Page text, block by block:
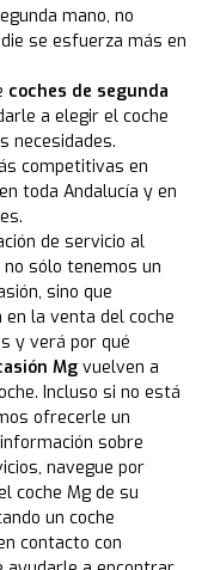
mano, no
se esfuerza más en
coches de segunda
a elegir el coche
necesidades.
competitivas en
en toda Andalucía y en
de servicio al
sólo tenemos un
sino que
la venta del coche
y verá por qué
Mg vuelven a
Incluso si no está
ofrecerle un
sobre
navegue por
coche Mg de su
un coche
contacto con